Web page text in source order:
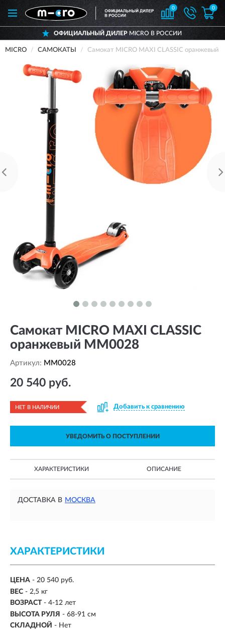
0 0
ОФИЦИАЛЬНЫЙ ДИЛЕР MICRO В РОССИИ
MICRO САМОКАТЫ Самокат MICRO MAXI CLASSIC оранжевый
Самокат MICRO MAXI CLASSIC
оранжевый MM0028
Артикул: MM0028
20 540 руб.
НЕТ В НАЛИЧИИ Добавить к сравнению
УВЕДОМИТЬ О ПОСТУПЛЕНИИ
ХАРАКТЕРИСТИКИ ОПИСАНИЕ
ДОСТАВКА В МОСКВА
ХАРАКТЕРИСТИКИ
ЦЕНА - 20 540 руб.
ВЕС - 2,5 кг
ВОЗРАСТ - 4-12 лет
ВЫСОТА РУЛЯ - 68-91 см
СКЛАДНОЙ - Нет